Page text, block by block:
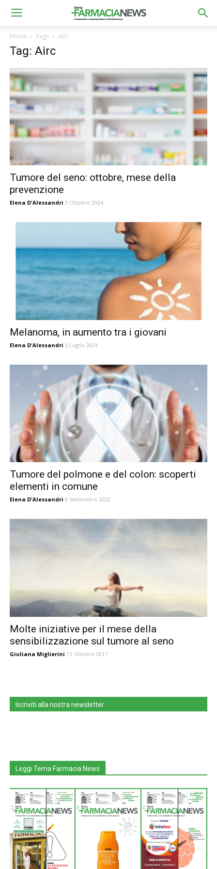
Home Tags Airc
Tag: Airc
Tumore del seno: ottobre, mese della
prevenzione
Elena D'Alessandri 3 Ottobre 2024
Melanoma, in aumento tra i giovani
Elena D'Alessandri 5 Luglio 2024
Tumore del polmone e del colon: scoperti
elementi in comune
Elena D'Alessandri 8 Settembre 2022
Molte iniziative per il mese della
sensibilizzazione sul tumore al seno
Giuliana Miglierini 13 Ottobre 2017
Iscriviti alla nostra newsletter
Leggi Tema Farmacia News